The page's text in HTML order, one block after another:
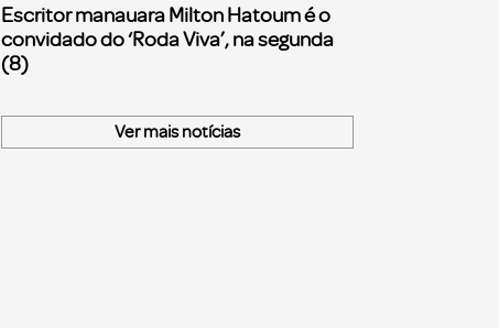
Escritor manauara Milton Hatoum é o
convidado do ‘Roda Viva’, na segunda
(8)
Ver mais notícias